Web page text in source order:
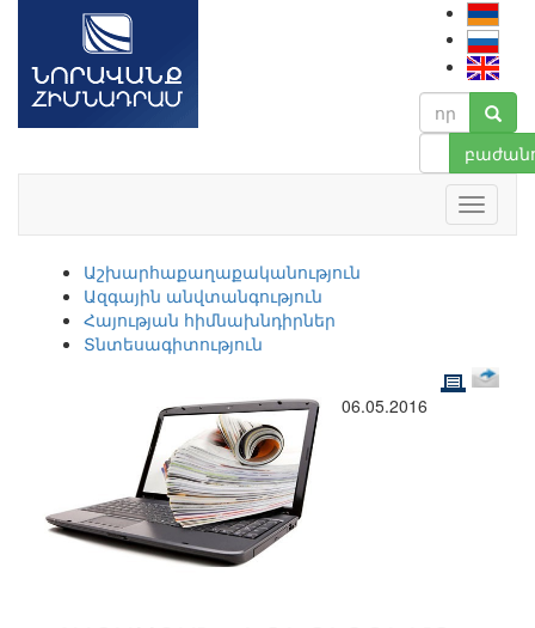
Աշխարհաքաղաքականություն
Ազգային անվտանգություն
Հայության հիմնախնդիրներ
Տնտեսագիտություն
06.05.2016